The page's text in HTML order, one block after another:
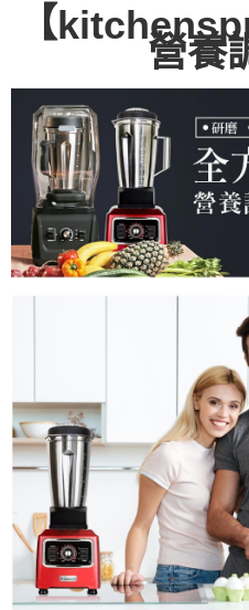
【
營養